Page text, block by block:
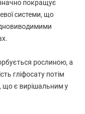
покращує
системи, що
рослиною, а
гліфосату потім
що є вирішальним у